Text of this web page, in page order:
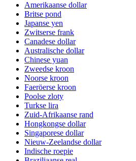
Amerikaanse dollar
Britse pond
Japanse yen
Zwitserse frank
Canadese dollar
Australische dollar
Chinese yuan
Zweedse kroon
Noorse kroon
Faeröerse kroon
Poolse zloty
Turkse lira
Zuid-Afrikaanse rand
Hongkongse dollar
Singaporese dollar
Nieuw-Zeelandse dollar
Indische roepie